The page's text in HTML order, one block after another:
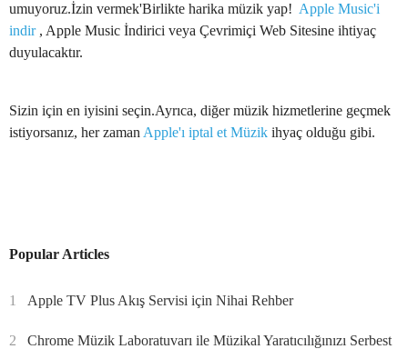
umuyoruz.İzin vermek'Birlikte harika müzik yap! Apple Music'i
indir , Apple Music İndirici veya Çevrimiçi Web Sitesine ihtiyaç
duyulacaktır.
Sizin için en iyisini seçin.Ayrıca, diğer müzik hizmetlerine geçmek
istiyorsanız, her zaman Apple'ı iptal et Müzik ihyaç olduğu gibi.
Popular Articles
1 Apple TV Plus Akış Servisi için Nihai Rehber
2
Chrome Müzik Laboratuvarı ile Müzikal Yaratıcılığınızı Serbest